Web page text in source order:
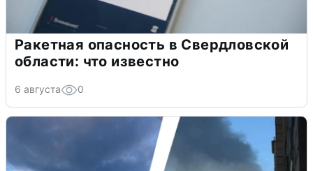
Ракетная опасность в Свердловской
области: что известно
6 августа 0